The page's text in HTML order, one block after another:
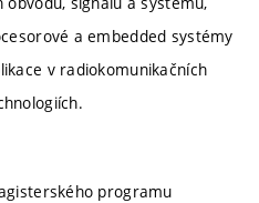
a embedded systémy
v radiokomunikačních
programu